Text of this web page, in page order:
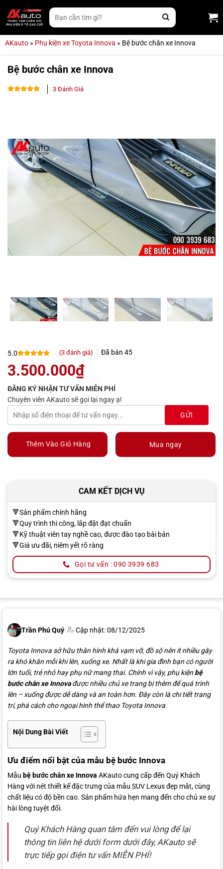
qua
nội
Tìm
kiếm:
AKauto » Phụ kiện xe Toyota Innova » Bệ bước chân xe Innova
Bệ bước chân xe Innova
3Đánh Giá
5.0
5.0trên 5
dựa trên
(3đánh giá) Đã bán 45
3.500.000₫
ĐĂNG KÝ NHẬN TƯ VẤN MIỄN PHÍ
Chuyên viên AKauto sẽ gọi lại ngay ạ!
Thêm Vào Giỏ Hàng Mua ngay
CAM KẾT DỊCH VỤ
🔻Sản phẩm chính hãng
🔻Quy trình thi công, lắp đặt đạt chuẩn
🔻Kỹ thuật viên tay nghề cao, được đào tạo bài bản
🔻Giá ưu đãi, niêm yết rõ ràng
Gọi tư vấn : 090 3939 683
Trần Phú Quý· Cập nhật: 08/12/2025
Toyota Innova sở hữu thân hình khá vạm vỡ, đồ sộ nên ít nhiều gây
ra khó khăn mỗi khi lên, xuống xe. Nhất là khi gia đình bạn có người
lớn tuổi, trẻ nhỏ hay phụ nữ mang thai. Chính vì vậy, phụ kiệnbệ
bước chân xe Innovađược nhiều chủ xe trang bị thêm để quá trình
lên – xuống được dễ dàng và an toàn hơn. Đây còn là chi tiết trang
trí, phá cách cho ngoại hình thể thao Toyota Innova.
Nội Dung Bài Viết
Ưu điểm nổi bật của mẫu bệ bước Innova
Mẫu bệ bước chân xe Innova AKauto cung cấp đến Quý Khách
Hàng với nét thiết kế đặc trưng của mẫu SUV Lexus đẹp mắt, cùng
chất liệu có độ bền cao. Sản phẩm hứa hẹn mang đến cho chủ xe sự
hài lòng tuyệt đối.
Quý Khách Hàng quan tâm đến vui lòng để lại
thông tin liên hệ dưới form dưới đây, AKauto sẽ
trực tiếp gọi điện tư vấn MIỄN PHÍ!